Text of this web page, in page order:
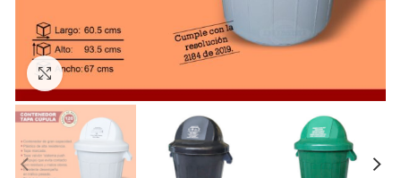
Clic para ampliar